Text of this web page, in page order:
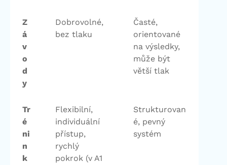
Z
á
v
o
d
y
Dobrovolné,
bez tlaku
Časté,
orientované
na výsledky,
může být
větší tlak
Tr
é
ni
n
k
Flexibilní,
individuální
přístup,
rychlý
pokrok (v A1
Strukturovan
é, pevný
systém